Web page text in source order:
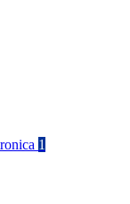
1